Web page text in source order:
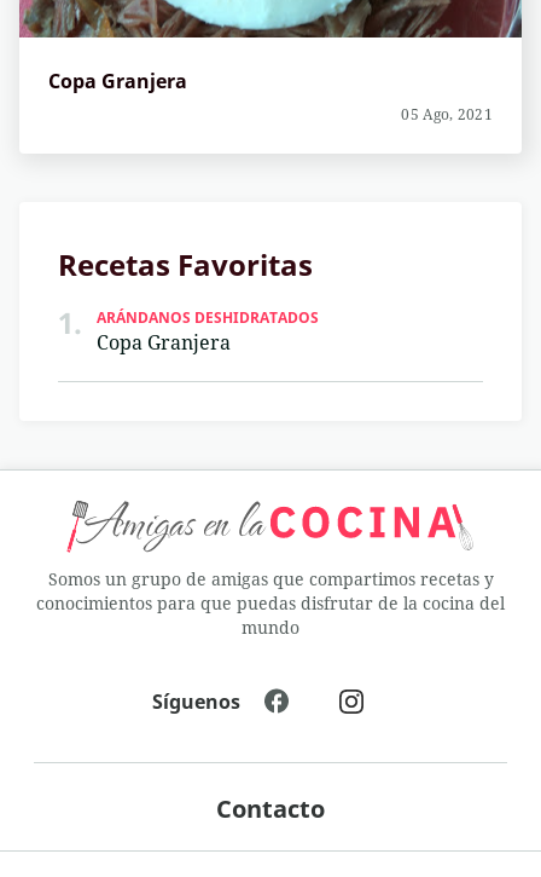
Copa Granjera
05 Ago, 2021
Recetas Favoritas
1.
ARÁNDANOS DESHIDRATADOS
Copa Granjera
Somos un grupo de amigas que compartimos recetas y
conocimientos para que puedas disfrutar de la cocina del
mundo
Contacto
Síguenos